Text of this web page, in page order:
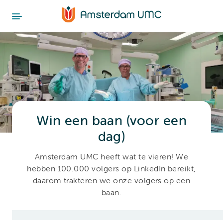
Win een baan (voor een
dag)
Amsterdam UMC heeft wat te vieren! We
hebben 100.000 volgers op LinkedIn bereikt,
daarom trakteren we onze volgers op een
baan.